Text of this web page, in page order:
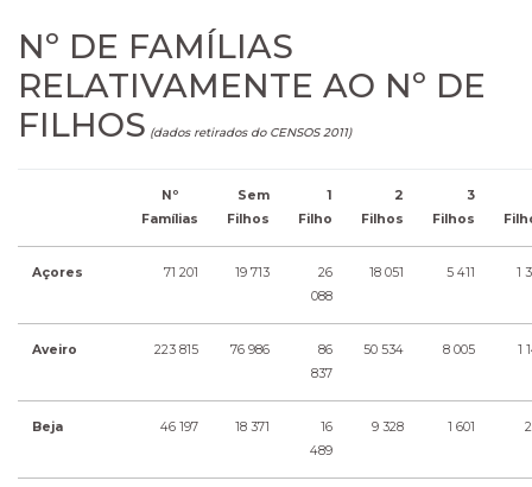
Nº DE FAMÍLIAS
RELATIVAMENTE AO Nº DE
FILHOS (dados retirados do CENSOS 2011)
Nº
Famílias
Sem
Filhos
1
Filho
2
Filhos
3
Filhos
Açores 71 201 19 713
26
088
18 051 5 411 1
Aveiro 223 815 76 986
86
837
50 534 8 005 1
Beja 46 197 18 371
16
489
9 328 1 601